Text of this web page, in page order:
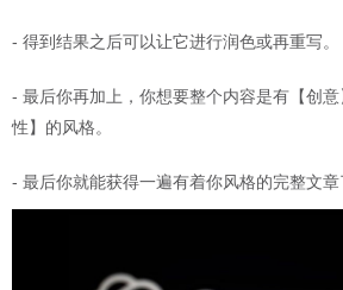
- 得到结果之后可以让它进行润色或再重写。
- 最后你再加上，你想要整个内容是有【创
性】的风格。
- 最后你就能获得一遍有着你风格的完整文章